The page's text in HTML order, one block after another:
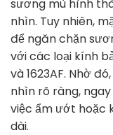
sương mù hình
nhìn. Tuy nhiên,
để ngăn chặn
với các loại kính
và 1623AF. Nhờ
nhìn rõ ràng,
việc ẩm ướt hoặc
dài.